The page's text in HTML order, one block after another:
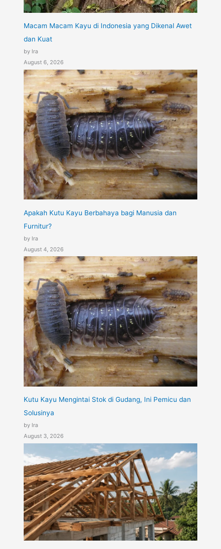
Macam Macam Kayu di Indonesia yang Dikenal Awet
dan Kuat
by Ira
August 6, 2026
Apakah Kutu Kayu Berbahaya bagi Manusia dan
Furnitur?
by Ira
August 4, 2026
Kutu Kayu Mengintai Stok di Gudang, Ini Pemicu dan
Solusinya
by Ira
August 3, 2026